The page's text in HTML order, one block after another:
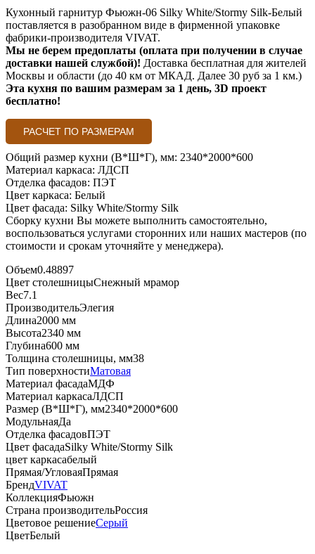
Кухонный гарнитур Фьюжн-06 Silky White/Stormy Silk-Белый
поставляется в разобранном виде в фирменной упаковке
фабрики-производителя VIVAT.
Мы не берем предоплаты (оплата при получении в случае
доставки нашей службой)! Доставка бесплатная для жителей
Москвы и области (до 40 км от МКАД. Далее 30 руб за 1 км.)
Эта кухня по вашим размерам за 1 день, 3D проект
бесплатно!
РАСЧЕТ ПО РАЗМЕРАМ
Общий размер кухни (В*Ш*Г), мм: 2340*2000*600
Материал каркаса: ЛДСП
Отделка фасадов: ПЭТ
Цвет каркаса: Белый
Цвет фасада: Silky White/Stormy Silk
Сборку кухни Вы можете выполнить самостоятельно,
воспользоваться услугами сторонних или наших мастеров (по
стоимости и срокам уточняйте у менеджера).
Объем0.48897
Цвет столешницыСнежный мрамор
Вес7.1
ПроизводительЭлегия
Длина2000 мм
Высота2340 мм
Глубина600 мм
Толщина столешницы, мм38
Тип поверхностиМатовая
Материал фасадаМДФ
Материал каркасаЛДСП
Размер (В*Ш*Г), мм2340*2000*600
МодульнаяДа
Отделка фасадовПЭТ
Цвет фасадаSilky White/Stormy Silk
цвет каркасабелый
Прямая/УгловаяПрямая
БрендVIVAT
КоллекцияФьюжн
Страна производительРоссия
Цветовое решениеСерый
ЦветБелый